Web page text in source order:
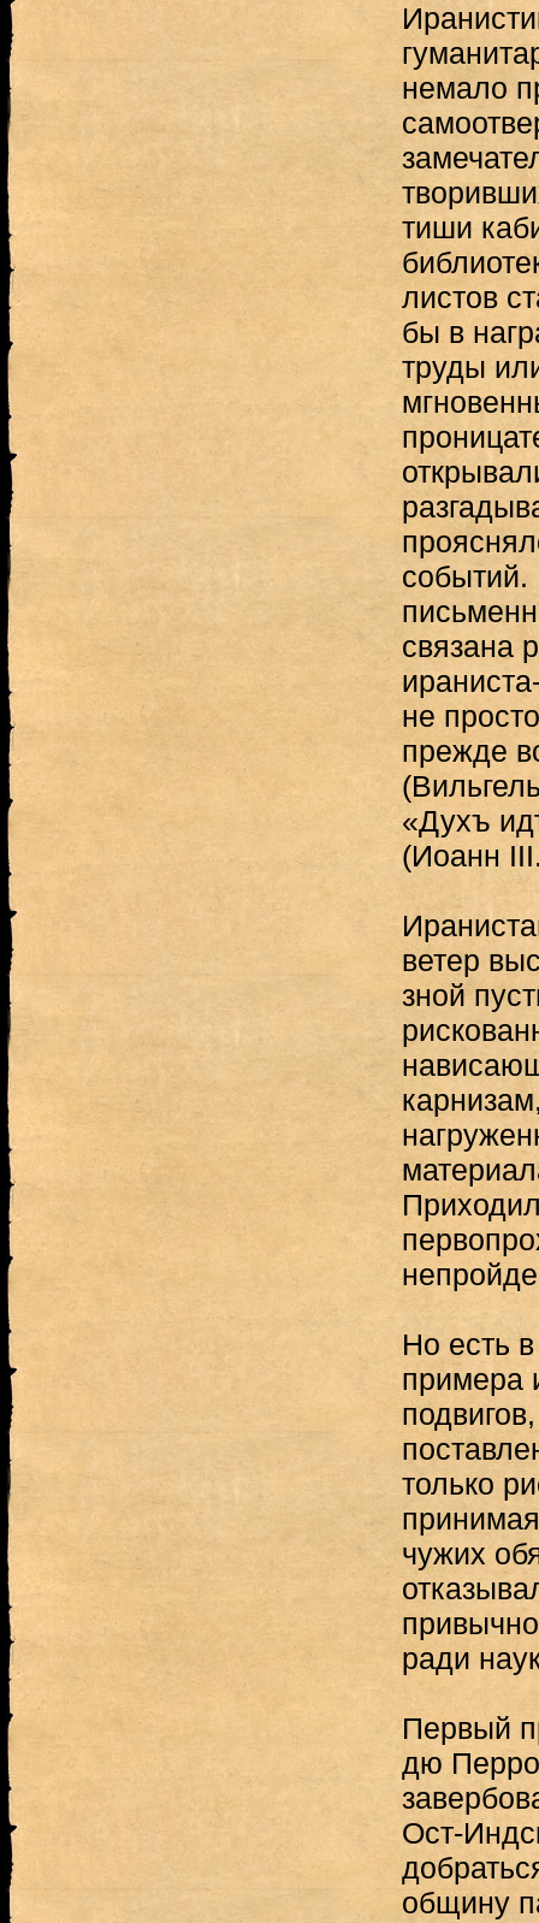
немало
тиши
листов
бы в
труды
событий.
связана
не
прежде
«Духъ
(Иоанн
ветер
зной
Но есть
примера
только
чужих
ради
Первый
дю
Ост-
общину